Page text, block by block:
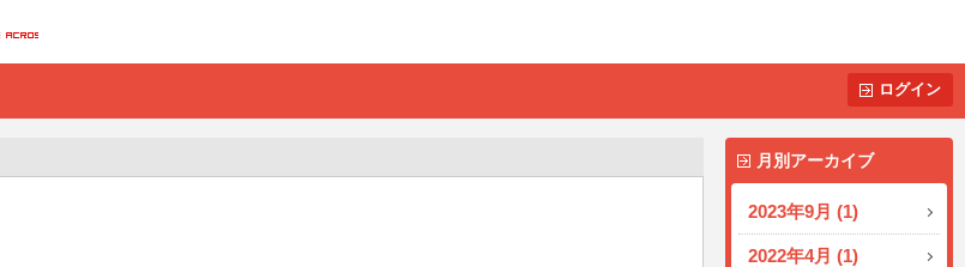
ログイン
月別アーカイブ
2023年9月 (1)
2022年4月 (1)